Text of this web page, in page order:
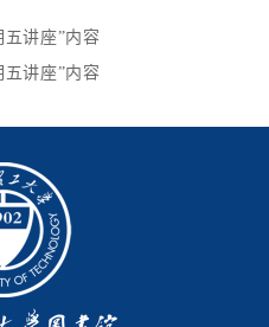
五讲座”内容
五讲座”内容